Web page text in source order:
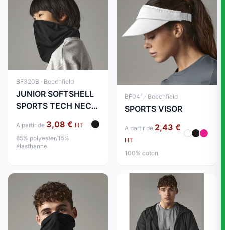
BF320B · Beechfield
JUNIOR SOFTSHELL
SPORTS TECH NECK
A partir de 3,08 € HT
85% polyester/15%
élasthanne.
BF041 · Beechfield
SPORTS VISOR
A partir de 2,43 €
HT
100% coton.